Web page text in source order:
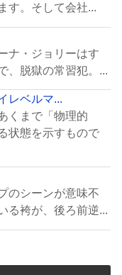
す。そして会社...
ナ・ジョリーはす
、脱獄の常習犯。...
レベルマ...
くまで「物理的
状態を示すもので
のシーンが意味不
る袴が、後ろ前逆...